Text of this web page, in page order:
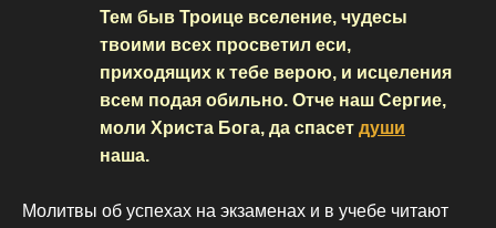
Тем быв Троице вселение, чудесы
твоими всех просветил еси,
приходящих к тебе верою, и исцеления
всем подая обильно. Отче наш Сергие,
моли Христа Бога, да спасет души
наша.
Молитвы об успехах на экзаменах и в учебе читают